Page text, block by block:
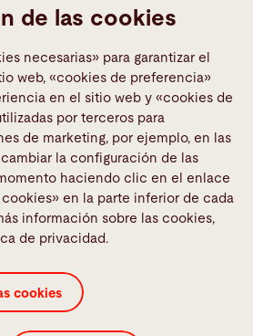
individuales y la separación de
en cada compartimento
y los separadores de chapas de
producción quedarán protegidas
del flujo de materiales; la
las placas de plástico y las
y carga externa garantizan esta
de las cookies
necesarias» para garantizar el
web, «cookies de preferencia»
en el sitio web y «cookies de
por terceros para
de marketing, por ejemplo, en las
la configuración de las
haciendo clic en el enlace
en la parte inferior de cada
información sobre las cookies,
de privacidad.
cookies